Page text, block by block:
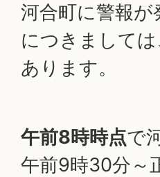
河合町に警報
につきまして
あります。
午前8時時点で
午前9時30分～